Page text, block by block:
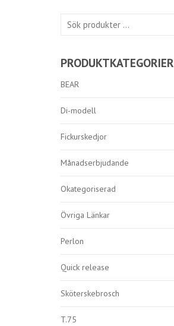
Sök
PRODUKTKATEGORIER
BEAR
Di-modell
Fickurskedjor
Månadserbjudande
Okategoriserad
Övriga Länkar
Perlon
Quick release
Sköterskebrosch
T.75